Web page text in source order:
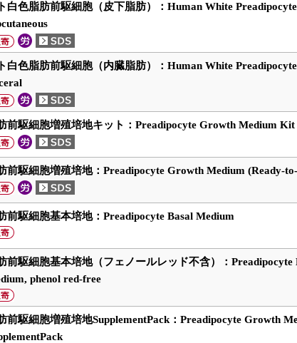
白色脂肪前駆細胞（皮下脂肪）：Human White
白色脂肪前駆細胞（内臓脂肪）：Human White
前駆細胞増殖培地キット：Preadipocyte Growth Medium Kit
前駆細胞増殖培地：Preadipocyte Growth Medium (Ready-
前駆細胞基本培地：Preadipocyte Basal Medium
前駆細胞基本培地（フェノールレッド不含）：Preadipocyte
phenol red-free
前駆細胞増殖培地SupplementPack：Preadipocyte Growth